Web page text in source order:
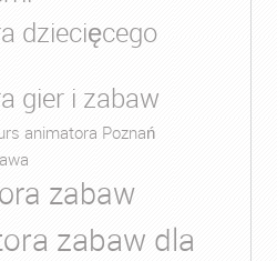
dziecięcego
gier i zabaw
animatora Poznań
zabaw
zabaw dla